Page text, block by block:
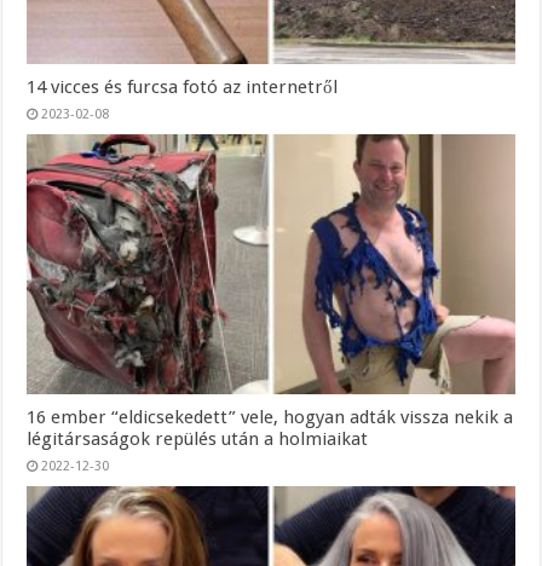
14 vicces és furcsa fotó az internetről
2023-02-08
16 ember “eldicsekedett” vele, hogyan adták vissza nekik a
légitársaságok repülés után a holmiaikat
2022-12-30